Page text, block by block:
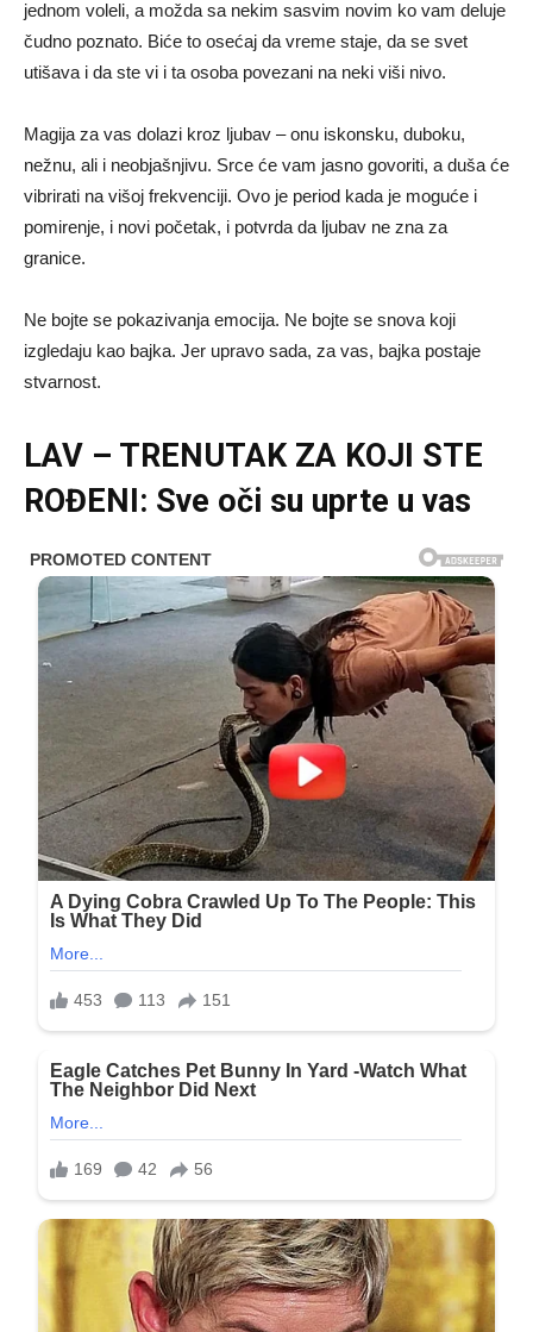
jednom voleli, a možda sa nekim sasvim novim ko vam deluje
čudno poznato. Biće to osećaj da vreme staje, da se svet
utišava i da ste vi i ta osoba povezani na neki viši nivo.
Magija za vas dolazi kroz ljubav – onu iskonsku, duboku,
nežnu, ali i neobjašnjivu. Srce će vam jasno govoriti, a duša će
vibrirati na višoj frekvenciji. Ovo je period kada je moguće i
pomirenje, i novi početak, i potvrda da ljubav ne zna za
granice.
Ne bojte se pokazivanja emocija. Ne bojte se snova koji
izgledaju kao bajka. Jer upravo sada, za vas, bajka postaje
stvarnost.
LAV – TRENUTAK ZA KOJI STE
ROĐENI: Sve oči su uprte u vas